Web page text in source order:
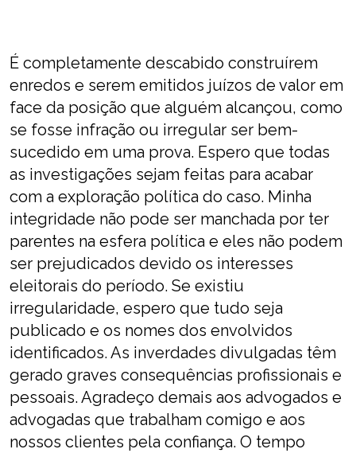
É completamente descabido construírem
enredos e serem emitidos juízos de valor em
face da posição que alguém alcançou, como
se fosse infração ou irregular ser bem-
sucedido em uma prova. Espero que todas
as investigações sejam feitas para acabar
com a exploração política do caso. Minha
integridade não pode ser manchada por ter
parentes na esfera política e eles não podem
ser prejudicados devido os interesses
eleitorais do período. Se existiu
irregularidade, espero que tudo seja
publicado e os nomes dos envolvidos
identificados. As inverdades divulgadas têm
gerado graves consequências profissionais e
pessoais. Agradeço demais aos advogados e
advogadas que trabalham comigo e aos
nossos clientes pela confiança. O tempo